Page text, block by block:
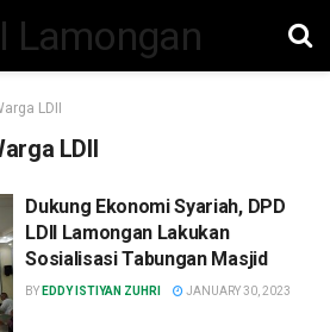
LDII
LDII
Dukung Ekonomi Syariah, DPD
LDII Lamongan Lakukan
Sosialisasi Tabungan Masjid
BY EDDY ISTIYAN ZUHRI JANUARY 30, 2023